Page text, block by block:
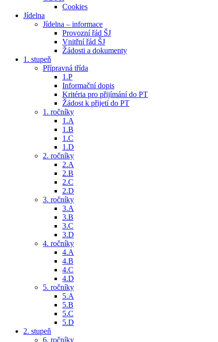
Cookies
Jídelna
Jídelna – informace
Provozní řád ŠJ
Vnitřní řád ŠJ
Žádosti a dokumenty
1. stupeň
Přípravná třída
1.P
Informační dopis
Kritéria pro přijímání do PT
Žádost k přijetí do PT
1. ročníky
1.A
1.B
1.C
1.D
2. ročníky
2.A
2.B
2.C
2.D
3. ročníky
3.A
3.B
3.C
3.D
4. ročníky
4.A
4.B
4.C
4.D
5. ročníky
5.A
5.B
5.C
5.D
2. stupeň
6. ročníky